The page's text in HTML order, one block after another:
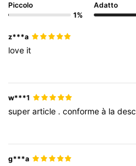
Piccolo
1%
Adatto
z***a
love it
w***1
superarticle .conformeà la
g***a